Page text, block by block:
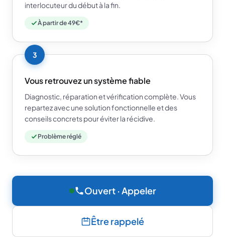
interlocuteur du début à la fin.
À partir de 49€*
3
Vous retrouvez un système fiable
Diagnostic, réparation et vérification complète. Vous
repartez avec une solution fonctionnelle et des
conseils concrets pour éviter la récidive.
Problème réglé
Ouvert · Appeler
Être rappelé